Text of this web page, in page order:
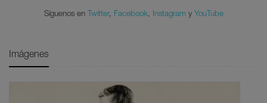
Síguenos en Twitter, Facebook, Instagramy YouTube
Imágenes